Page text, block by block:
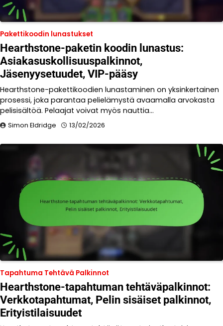
Pakettikoodin lunastukset
Hearthstone-paketin koodin lunastus:
Asiakasuskollisuuspalkinnot,
Jäsenyysetuudet, VIP-pääsy
Hearthstone-pakettikoodien lunastaminen on yksinkertainen
prosessi, joka parantaa pelielämystä avaamalla arvokasta
pelisisältöä. Pelaajat voivat myös nauttia…
Simon Eldridge 13/02/2026
Tapahtuma Tehtävä Palkinnot
Hearthstone-tapahtuman tehtäväpalkinnot:
Verkkotapahtumat, Pelin sisäiset palkinnot,
Erityistilaisuudet